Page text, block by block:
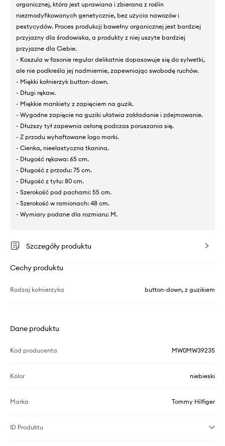
organicznej, która jest uprawiana i zbierana z roślin
niezmodyfikowanych genetycznie, bez użycia nawozów i
pestycydów. Proces produkcji bawełny organicznej jest bardziej
przyjazny dla środowiska, a produkty z niej uszyte bardziej
przyjazne dla Ciebie.
- Koszula w fasonie regular delikatnie dopasowuje się do sylwetki,
ale nie podkreśla jej nadmiernie, zapewniając swobodę ruchów.
- Miękki kołnierzyk button-down.
- Długi rękaw.
- Miękkie mankiety z zapięciem na guzik.
- Wygodne zapięcie na guziki ułatwia zakładanie i zdejmowanie.
- Dłuższy tył zapewnia osłonę podczas poruszania się.
- Z przodu wyhaftowane logo marki.
- Cienka, nieelastyczna tkanina.
- Długość rękawa: 65 cm.
- Długość z przodu: 75 cm.
- Długość z tyłu: 80 cm.
- Szerokość pod pachami: 55 cm.
- Szerokość w ramionach: 48 cm.
- Wymiary podane dla rozmiaru: M.
Szczegóły produktu
Cechy produktu
Rodzaj kołnierzyka button-down, z guzikiem
Dane produktu
Kod producenta MW0MW39235
Kolor niebieski
Marka Tommy Hilfiger
ID Produktu